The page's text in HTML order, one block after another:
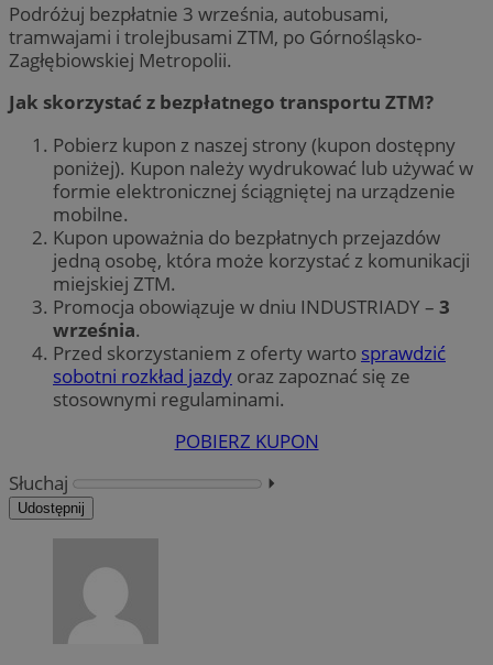
Podróżuj bezpłatnie 3 września, autobusami,
tramwajami i trolejbusami ZTM, po Górnośląsko-
Zagłębiowskiej Metropolii.
Jak skorzystać z bezpłatnego transportu ZTM?
Pobierz kupon z naszej strony (kupon dostępny
poniżej). Kupon należy wydrukować lub używać w
formie elektronicznej ściągniętej na urządzenie
mobilne.
Kupon upoważnia do bezpłatnych przejazdów
jedną osobę, która może korzystać z komunikacji
miejskiej ZTM.
Promocja obowiązuje w dniu INDUSTRIADY – 3
września.
Przed skorzystaniem z oferty warto sprawdzić
sobotni rozkład jazdy oraz zapoznać się ze
stosownymi regulaminami.
POBIERZ KUPON
Słuchaj
⏵︎
Udostępnij